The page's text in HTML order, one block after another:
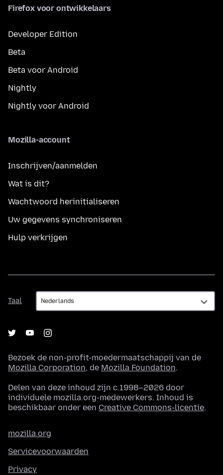
Firefox voor ontwikkelaars
Developer Edition
Beta
Beta voor Android
Nightly
Nightly voor Android
Mozilla-account
Inschrijven/aanmelden
Wat is dit?
Wachtwoord herinitialiseren
Uw gegevens synchroniseren
Hulp verkrijgen
Taal
Taal
Bezoek de non-profit-moedermaatschappij van de
Mozilla Corporation, de Mozilla Foundation.
Delen van deze inhoud zijn c.1998–2026 door
individuele mozilla.org-medewerkers. Inhoud is
beschikbaar onder een Creative Commons-licentie.
mozilla.org
Servicevoorwaarden
Privacy